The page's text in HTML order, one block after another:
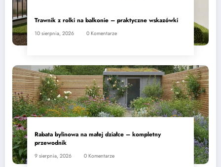
Trawnik z rolki na balkonie – praktyczne wskazówki
10 sierpnia, 2026 0 Komentarze
Rabata bylinowa na małej działce – kompletny
przewodnik
9 sierpnia, 2026 0 Komentarze